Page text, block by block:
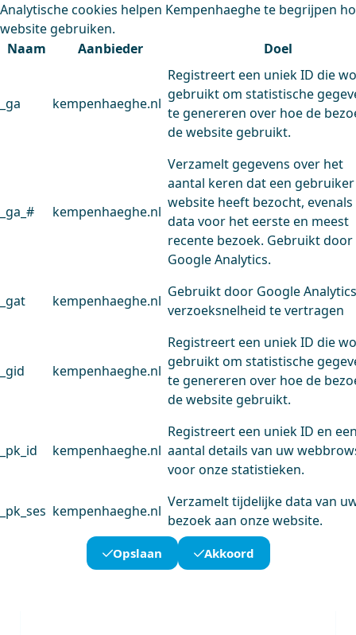
Analytische cookies helpen Kempenhaeghe te begrijpen
website gebruiken.
Naam
Aanbieder Doel
_ga kempenhaeghe.nl
Registreert een uniek ID die
gebruikt om statistische
te genereren over hoe de
de website gebruikt.
_ga_# kempenhaeghe.nl
Verzamelt gegevens over het
aantal keren dat een
website heeft bezocht, evenals
data voor het eerste en meest
recente bezoek. Gebruikt door
Google Analytics.
_gat kempenhaeghe.nl
Gebruikt door Google
verzoeksnelheid te vertragen
_gid kempenhaeghe.nl
Registreert een uniek ID die
gebruikt om statistische
te genereren over hoe de
de website gebruikt.
_pk_id kempenhaeghe.nl
Registreert een uniek ID en
aantal details van uw
voor onze statistieken.
_pk_ses kempenhaeghe.nl
Verzamelt tijdelijke data van
bezoek aan onze website.
Opslaan Akkoord